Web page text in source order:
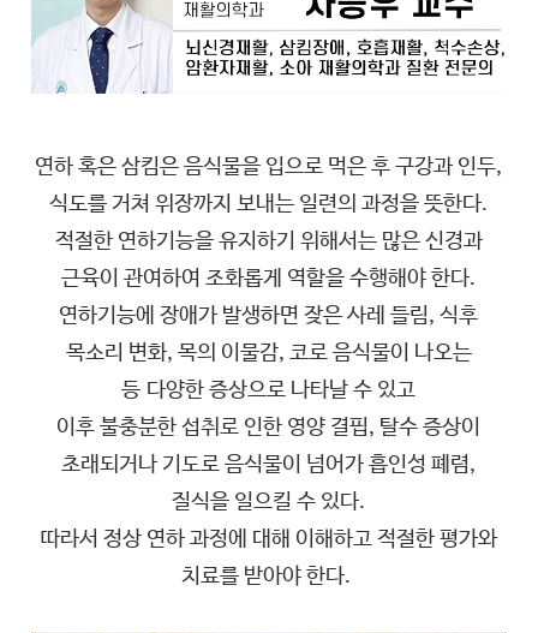
연하 혹은 삼킴은 음식물을 입으로 먹은 후 구강과 인두,
식도를 거쳐 위장까지 보내는 일련의 과정을 뜻한다.
적절한 연하기능을 유지하기 위해서는 많은 신경과
근육이 관여하여 조화롭게 역할을 수행해야 한다.
연하기능에 장애가 발생하면 잦은 사레 들림, 식후
목소리 변화, 목의 이물감, 코로 음식물이 나오는
등 다양한 증상으로 나타날 수 있고
이후 불충분한 섭취로 인한 영양 결핍, 탈수 증상이
초래되거나 기도로 음식물이 넘어가 흡인성 폐렴,
질식을 일으킬 수 있다.
따라서 정상 연하 과정에 대해 이해하고 적절한 평가와
치료를 받아야 한다.